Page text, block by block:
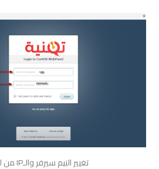
تغيير النيم سيرفر والـIP من لوحة CWP